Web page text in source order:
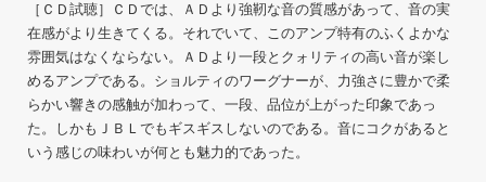
［ＣＤ試聴］ＣＤでは、ＡＤより強靭な音の質感があって、音の実
在感がより生きてくる。それでいて、このアンプ特有のふくよかな
雰囲気はなくならない。ＡＤより一段とクォリティの高い音が楽し
めるアンプである。ショルティのワーグナーが、力強さに豊かで柔
らかい響きの感触が加わって、一段、品位が上がった印象であっ
た。しかもＪＢＬでもギスギスしないのである。音にコクがあると
いう感じの味わいが何とも魅力的であった。